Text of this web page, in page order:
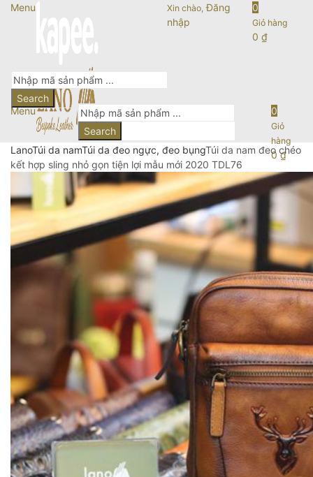
Menu Xin chào, Đăng
nhập
0
Giỏ hàng
0 ₫
Search
Menu
Search
0
Giỏ
hàng
0₫
LanoTúi da namTúi da đeo ngực, đeo bụngTúi da nam đeo chéo
kết hợp sling nhỏ gọn tiện lợi mẫu mới 2020 TDL76